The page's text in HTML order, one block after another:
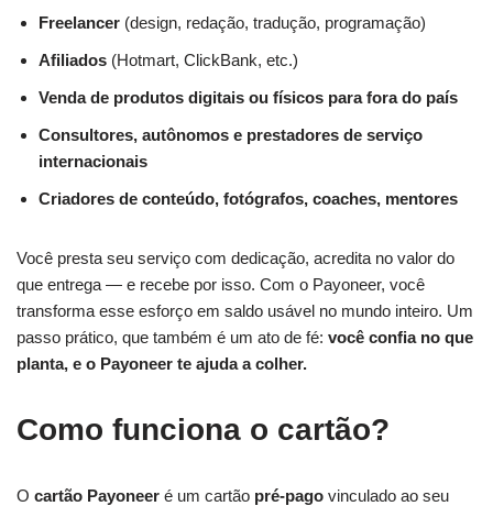
Freelancer (design, redação, tradução, programação)
Afiliados (Hotmart, ClickBank, etc.)
Venda de produtos digitais ou físicos para fora do país
Consultores, autônomos e prestadores de serviço
internacionais
Criadores de conteúdo, fotógrafos, coaches, mentores
Você presta seu serviço com dedicação, acredita no valor do
que entrega — e recebe por isso. Com o Payoneer, você
transforma esse esforço em saldo usável no mundo inteiro. Um
passo prático, que também é um ato de fé: você confia no que
planta, e o Payoneer te ajuda a colher.
Como funciona o cartão?
O cartão Payoneer é um cartão pré-pago vinculado ao seu